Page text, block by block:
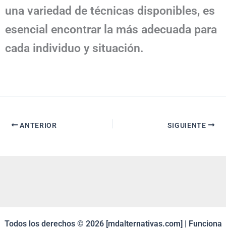
una variedad de técnicas disponibles, es
esencial encontrar la más adecuada para
cada individuo y situación.
ANTERIOR SIGUIENTE
Todos los derechos © 2026 [mdalternativas.com] | Funciona